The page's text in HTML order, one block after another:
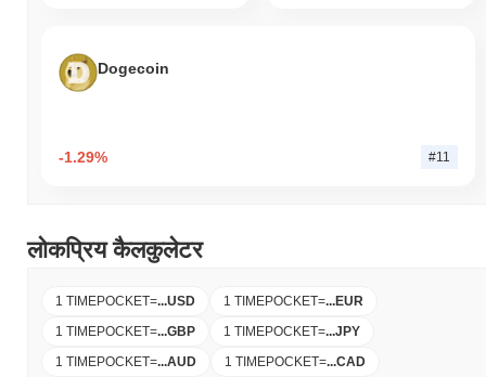
Dogecoin
-1.29% #11
लोकप्रिय कैलकुलेटर
1 TIMEPOCKET=...USD 1 TIMEPOCKET=...EUR
1 TIMEPOCKET=...GBP 1 TIMEPOCKET=...JPY
1 TIMEPOCKET=...AUD 1 TIMEPOCKET=...CAD